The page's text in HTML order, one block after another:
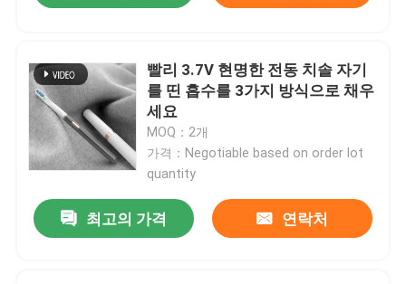
빨리 3.7V 현명한 전동 치솔 자기
를 띤 흡수를 3가지 방식으로 채우
세요
MOQ：2개
가격：Negotiable based on order lot
quantity
최고의 가격 연락처